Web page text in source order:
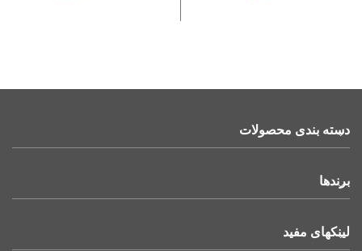
دسته بندی محصولات
برندها
لینکهای مفید